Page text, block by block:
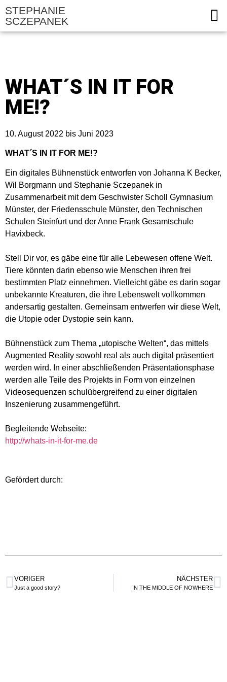
STEPHANIE
SCZEPANEK
WHAT´S IN IT FOR
ME!?
10. August 2022 bis Juni 2023
WHAT´S IN IT FOR ME!?
Ein digitales Bühnenstück entworfen von Johanna K Becker,
Wil Borgmann und Stephanie Sczepanek in
Zusammenarbeit mit dem Geschwister Scholl Gymnasium
Münster, der Friedensschule Münster, den Technischen
Schulen Steinfurt und der Anne Frank Gesamtschule
Havixbeck.
Stell Dir vor, es gäbe eine für alle Lebewesen offene Welt.
Tiere könnten darin ebenso wie Menschen ihren frei
bestimmten Platz einnehmen. Vielleicht gäbe es darin sogar
unbekannte Kreaturen, die ihre Lebenswelt vollkommen
andersartig gestalten. Gemeinsam entwerfen wir diese Welt,
die Utopie oder Dystopie sein kann.
Bühnenstück zum Thema „utopische Welten“, das mittels
Augmented Reality sowohl real als auch digital präsentiert
werden wird. In einer abschließenden Präsentationsphase
werden alle Teile des Projekts in Form von einzelnen
Videosequenzen schulübergreifend zu einer digitalen
Inszenierung zusammengeführt.
Begleitende Webseite:
http://whats-in-it-for-me.de
Gefördert durch:
VORIGER
Just a good story?
NÄCHSTER
IN THE MIDDLE OF NOWHERE